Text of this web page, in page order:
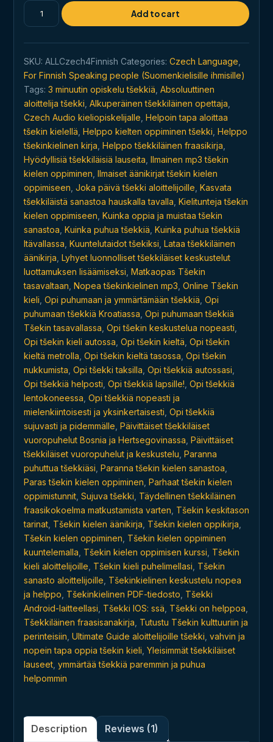
Opi
tšekin
ja
milloin
tahansa
quantity
Add to cart
SKU: ALLCzech4Finnish Categories: Czech Language
For Finnish Speaking people (Suomenkielisille ihmisille)
Tags: 3 minuutin opiskelu tšekkiä Absoluuttinen
aloittelija tšekki Alkuperäinen tšekkiläinen opettaja
Czech Audio kieliopiskelijalle Helpoin tapa aloittaa
tšekin kielellä Helppo kielten oppiminen tšekki Helppo
tšekinkielinen kirja Helppo tšekkiläinen fraasikirja
Hyödyllisiä tšekkiläisiä lauseita Ilmainen mp3 tšekin
kielen oppiminen Ilmaiset äänikirjat tšekin kielen
oppimiseen Joka päivä tšekki aloittelijoille Kasvata
tšekkiläistä sanastoa hauskalla tavalla Kielitunteja tšekin
kielen oppimiseen Kuinka oppia ja muistaa tšekin
sanastoa Kuinka puhua tšekkiä Kuinka puhua tšekkiä
Itävallassa Kuuntelutaidot tšekiksi Lataa tšekkiläinen
äänikirja Lyhyet luonnolliset tšekkiläiset keskustelut
luottamuksen lisäämiseksi Matkaopas Tšekin
tasavaltaan Nopea tšekinkielinen mp3 Online Tšekin
kieli Opi puhumaan ja ymmärtämään tšekkiä Opi
puhumaan tšekkiä Kroatiassa Opi puhumaan tšekkiä
Tšekin tasavallassa Opi tšekin keskustelua nopeasti
Opi tšekin kieli autossa Opi tšekin kieltä Opi tšekin
kieltä metrolla Opi tšekin kieltä tasossa Opi tšekin
nukkumista Opi tšekki taksilla Opi tšekkiä autossasi
Opi tšekkiä helposti Opi tšekkiä lapsille! Opi tšekkiä
lentokoneessa Opi tšekkiä nopeasti ja
mielenkiintoisesti ja yksinkertaisesti Opi tšekkiä
sujuvasti ja pidemmälle Päivittäiset tšekkiläiset
vuoropuhelut Bosnia ja Hertsegovinassa Päivittäiset
tšekkiläiset vuoropuhelut ja keskustelu Paranna
puhuttua tšekkiäsi Paranna tšekin kielen sanastoa
Paras tšekin kielen oppiminen Parhaat tšekin kielen
oppimistunnit Sujuva tšekki Täydellinen tšekkiläinen
fraasikokoelma matkustamista varten Tšekin keskitason
tarinat Tšekin kielen äänikirja Tšekin kielen oppikirja
Tšekin kielen oppiminen Tšekin kielen oppiminen
kuuntelemalla Tšekin kielen oppimisen kurssi Tšekin
kieli aloittelijoille Tšekin kieli puhelimellasi Tšekin
sanasto aloittelijoille Tšekinkielinen keskustelu nopea
ja helppo Tšekinkielinen PDF-tiedosto Tšekki
Android-laitteellasi Tšekki IOS: ssä Tšekki on helppoa
Tšekkiläinen fraasisanakirja Tutustu Tšekin kulttuuriin ja
perinteisiin Ultimate Guide aloittelijoille tšekki vahvin ja
nopein tapa oppia tšekin kieli Yleisimmät tšekkiläiset
lauseet ymmärtää tšekkiä paremmin ja puhua
helpommin
Description Reviews (1)